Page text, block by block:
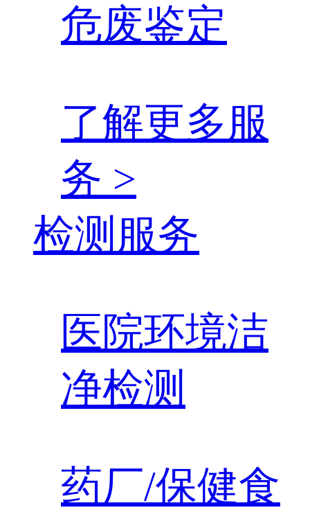
危废鉴定
了解更多服
务 >
检测服务
医院环境洁
净检测
药厂/保健食